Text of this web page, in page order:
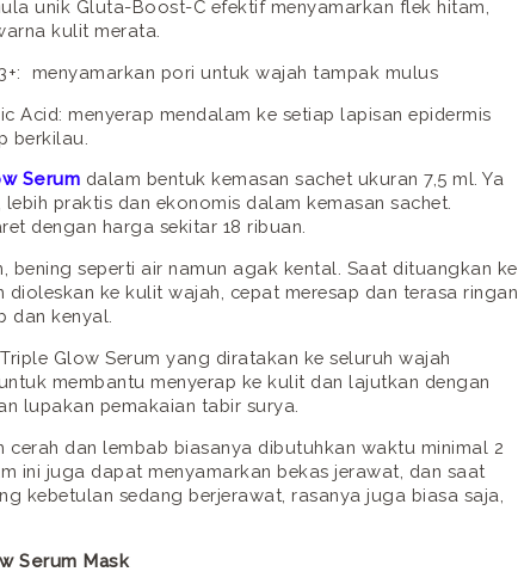
unik Gluta-Boost-C efektif menyamarkan flek hitam,
kulit merata.
menyamarkan pori untuk wajah tampak mulus
Acid: menyerap mendalam ke setiap lapisan epidermis
berkilau.
Serum dalam bentuk kemasan sachet ukuran 7,5 ml. Ya
praktis dan ekonomis dalam kemasan sachet.
dengan harga sekitar 18 ribuan.
bening seperti air namun agak kental. Saat dituangkan ke
ke kulit wajah, cepat meresap dan terasa ringan
dan kenyal.
Glow Serum yang diratakan ke seluruh wajah
membantu menyerap ke kulit dan lajutkan dengan
lupakan pemakaian tabir surya.
cerah dan lembab biasanya dibutuhkan waktu minimal 2
ini juga dapat menyamarkan bekas jerawat, dan saat
kebetulan sedang berjerawat, rasanya juga biasa saja,
Serum Mask